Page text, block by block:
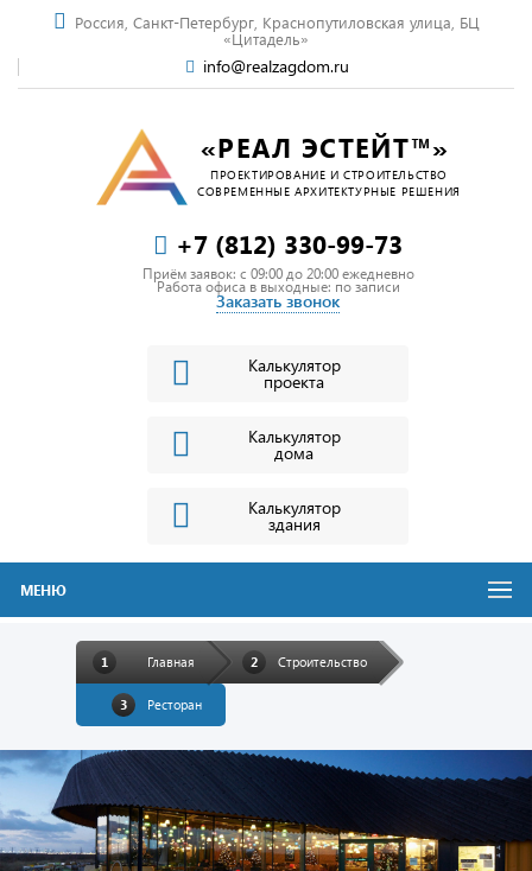
Россия, Санкт-Петербург, Краснопутиловская улица, БЦ
«Цитадель»
info@realzagdom.ru
«РЕАЛ ЭСТЕЙТ™»
ПРОЕКТИРОВАНИЕ И СТРОИТЕЛЬСТВО
СОВРЕМЕННЫЕ АРХИТЕКТУРНЫЕ РЕШЕНИЯ
+7 (812) 330-99-73
Приём заявок: c 09:00 до 20:00 ежедневно
Работа офиса в выходные: по записи
Заказать звонок
Калькулятор
проекта
Калькулятор
дома
Калькулятор
здания
МЕНЮ
Главная Строительство
Ресторан